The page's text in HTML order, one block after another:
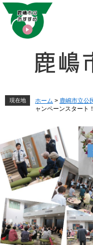
ペ
メ
現在地 ホーム > 鹿嶋市立公
ャンペーンスタート